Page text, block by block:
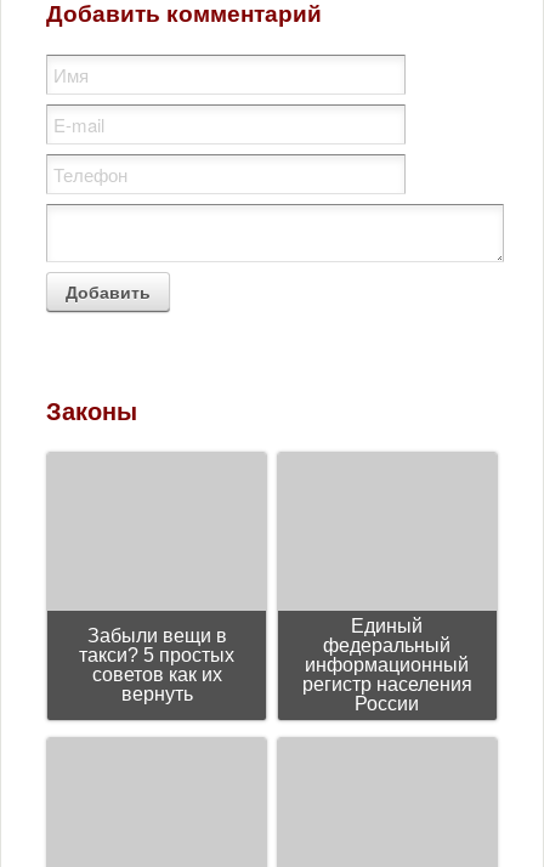
Щербинский районный суд города Москвы
Проекты
Юмор
Добавить комментарий
Законы
Забыли вещи в
такси? 5 простых
советов как их
вернуть
Единый
федеральный
информационный
регистр населения
России